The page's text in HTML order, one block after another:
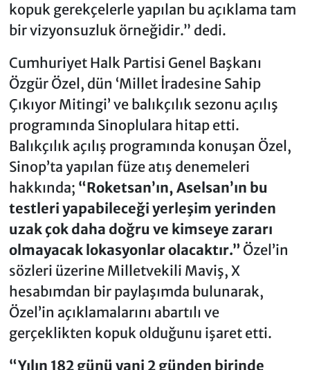
kopuk gerekçelerle yapılan bu açıklama tam
bir vizyonsuzluk örneğidir.” dedi.
Cumhuriyet Halk Partisi Genel Başkanı
Özgür Özel, dün ‘Millet İradesine Sahip
Çıkıyor Mitingi’ ve balıkçılık sezonu açılış
programında Sinoplulara hitap etti.
Balıkçılık açılış programında konuşan Özel,
Sinop’ta yapılan füze atış denemeleri
hakkında; “Roketsan’ın, Aselsan’ın bu
testleri yapabileceği yerleşim yerinden
uzak çok daha doğru ve kimseye zararı
olmayacak lokasyonlar olacaktır.” Özel’in
sözleri üzerine Milletvekili Maviş, X
hesabımdan bir paylaşımda bulunarak,
Özel’in açıklamalarını abartılı ve
gerçeklikten kopuk olduğunu işaret etti.
“Yılın 182 günü yani 2 günden birinde